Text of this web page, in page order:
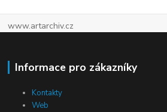
www.artarchiv.cz
Informace pro zákazníky
Kontakty
Web